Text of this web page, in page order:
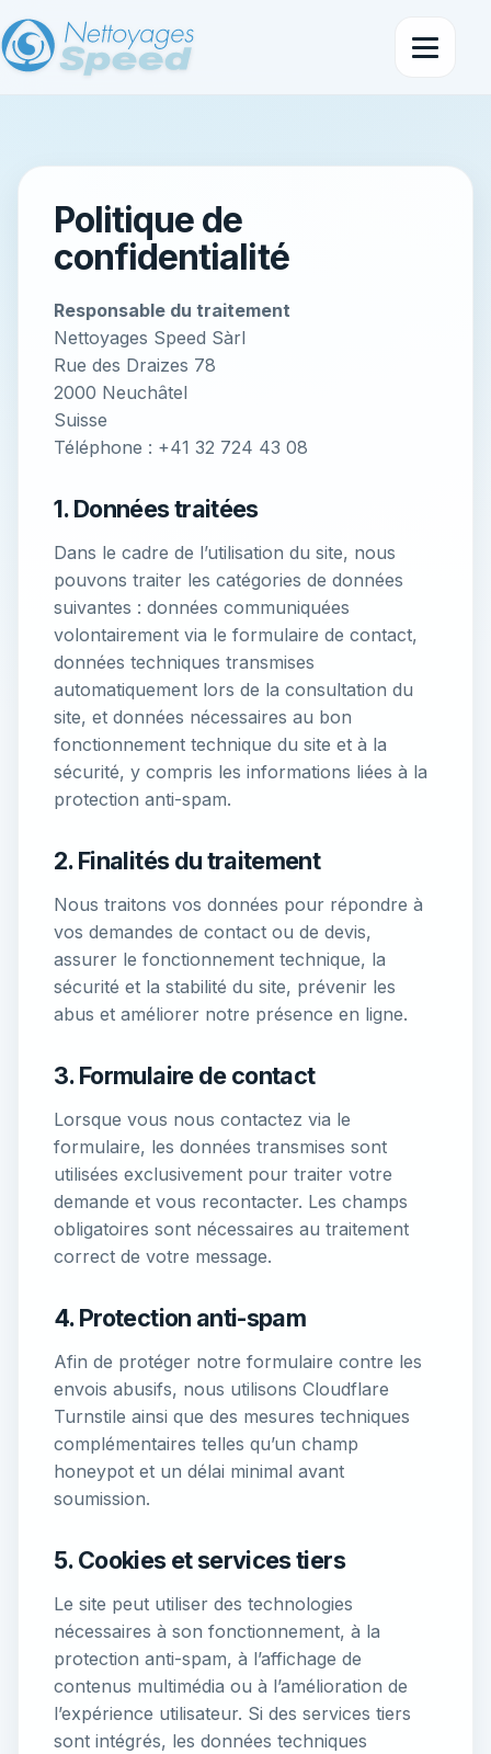
Politique de
confidentialité
Responsable du traitement
Nettoyages Speed Sàrl
Rue des Draizes 78
2000 Neuchâtel
Suisse
Téléphone : +41 32 724 43 08
1. Données traitées
Dans le cadre de l’utilisation du site, nous
pouvons traiter les catégories de données
suivantes : données communiquées
volontairement via le formulaire de contact,
données techniques transmises
automatiquement lors de la consultation du
site, et données nécessaires au bon
fonctionnement technique du site et à la
sécurité, y compris les informations liées à la
protection anti-spam.
2. Finalités du traitement
Nous traitons vos données pour répondre à
vos demandes de contact ou de devis,
assurer le fonctionnement technique, la
sécurité et la stabilité du site, prévenir les
abus et améliorer notre présence en ligne.
3. Formulaire de contact
Lorsque vous nous contactez via le
formulaire, les données transmises sont
utilisées exclusivement pour traiter votre
demande et vous recontacter. Les champs
obligatoires sont nécessaires au traitement
correct de votre message.
4. Protection anti-spam
Afin de protéger notre formulaire contre les
envois abusifs, nous utilisons Cloudflare
Turnstile ainsi que des mesures techniques
complémentaires telles qu’un champ
honeypot et un délai minimal avant
soumission.
5. Cookies et services tiers
Le site peut utiliser des technologies
nécessaires à son fonctionnement, à la
protection anti-spam, à l’affichage de
contenus multimédia ou à l’amélioration de
l’expérience utilisateur. Si des services tiers
sont intégrés, les données techniques